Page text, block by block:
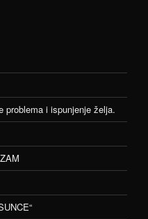
problema i ispunjenje želja.